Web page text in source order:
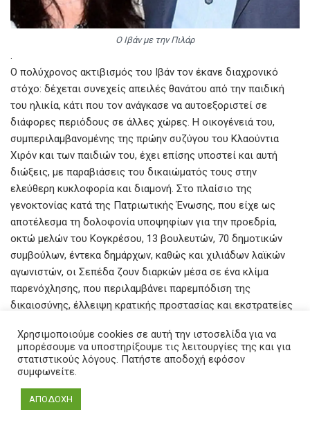
Ο Ιβάν με την Πιλάρ
.
Ο πολύχρονος ακτιβισμός του Ιβάν τον έκανε διαχρονικό
στόχο: δέχεται συνεχείς απειλές θανάτου από την παιδική
του ηλικία, κάτι που τον ανάγκασε να αυτοεξοριστεί σε
διάφορες περιόδους σε άλλες χώρες. Η οικογένειά του,
συμπεριλαμβανομένης της πρώην συζύγου του Κλαούντια
Χιρόν και των παιδιών του, έχει επίσης υποστεί και αυτή
διώξεις, με παραβιάσεις του δικαιώματός τους στην
ελεύθερη κυκλοφορία και διαμονή. Στο πλαίσιο της
γενοκτονίας κατά της Πατριωτικής Ένωσης, που είχε ως
αποτέλεσμα τη δολοφονία υποψηφίων για την προεδρία,
οκτώ μελών του Κογκρέσου, 13 βουλευτών, 70 δημοτικών
συμβούλων, έντεκα δημάρχων, καθώς και χιλιάδων λαϊκών
αγωνιστών, οι Σεπέδα ζουν διαρκών μέσα σε ένα κλίμα
παρενόχλησης, που περιλαμβάνει παρεμπόδιση της
δικαιοσύνης, έλλειψη κρατικής προστασίας και εκστρατείες
Ως μέλος του Κογκρέσου από το 2010, αρχικά ως βουλευτής
και στη συνέχεια ως γερουσιαστής, ο Ιβάν έχει
αντιμετωπίσει και νέες μορφές δίωξης. Οι καταγγελίες του
εναντίον τού πρώην προέδρου Άλβαρο Ουρίμπε για τις
Χρησιμοποιούμε cookies σε αυτή την ιστοσελίδα για να
μπορέσουμε να υποστηρίξουμε τις λειτουργίες της και για
στατιστικούς λόγους. Πατήστε αποδοχή εφόσον
συμφωνείτε.
ΑΠΟΔΟΧΗ